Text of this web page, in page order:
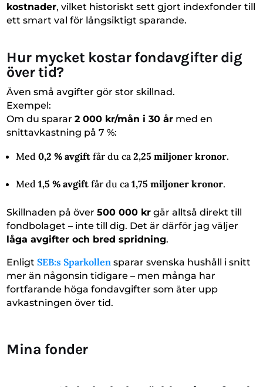
kostnader, vilket historiskt sett gjort indexfonder till
ett smart val för långsiktigt sparande.
Hur mycket kostar fondavgifter dig
över tid?
Även små avgifter gör stor skillnad.
Exempel:
Om du sparar2 000 kr/mån i 30 år med en
snittavkastning på 7 %:
Med0,2 % avgift får du ca2,25 miljoner kronor.
Med1,5 % avgift får du ca1,75 miljoner kronor.
Skillnaden på över500 000 kr går alltså direkt till
fondbolaget – inte till dig. Det är därför jag väljer
låga avgifter och bred spridning.
EnligtSEB:s Sparkollen sparar svenska hushåll i snitt
mer än någonsin tidigare – men många har
fortfarande höga fondavgifter som äter upp
avkastningen över tid.
Mina fonder